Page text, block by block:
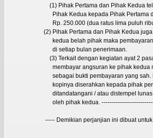
(1) Pihak Pertama dan Pihak Kedua
Pihak Kedua kepada Pihak
Rp. 250.000 (dua ratus lima puluh
(2) Pihak Pertama dan Pihak Kedua
kedua belah pihak maka
di setiap bulan penerimaan.
(3) Terkait dengan kegiatan ayat 2
membayar angsuran ke pihak kedua
sebagai bukti pembayaran yang
kopinya diserahkan kepada pihak
ditandatangani / atau distempel
oleh pihak kedua.
----- Demikian perjanjian ini dibuat